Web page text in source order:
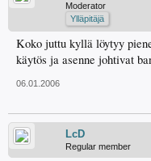
Moderator
Ylläpitäjä
Koko juttu kyllä löytyy
käytös ja asenne johtivat
06.01.2006
LcD
Regular member